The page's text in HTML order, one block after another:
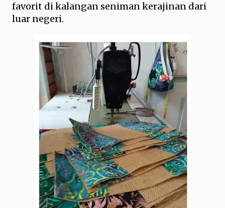
favorit di kalangan seniman kerajinan dari
luar negeri.